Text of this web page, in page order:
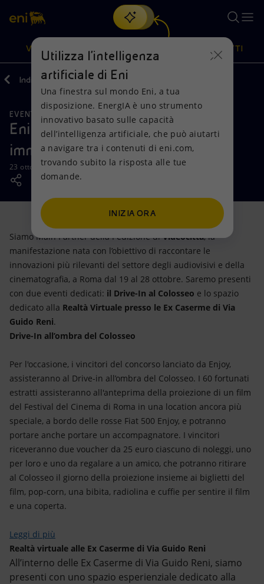
Cerca
scopri EnergIA, la nostra nuova soluzione di intelligenza
artificiale.
VISIONE
Visione
Mission e valori
Persone e Partnership
Net Zero
Modello satellitare
Energia accessibile
Innovazione
Scenari energetici
Azioni
Diversificazione energetica
Tecnologie per la transizione
Collaborazioni per l'innovazione
Attività nel mondo
PRODOTTI
Prodotti
Casa
Imprese
Mobilità
Indietro Media News
EVENTI
Eni Main Partner di Videocittà
immagini in movimento
23 ottobre 2018 - 12:00 CEST
Siamo Main Partner della I edizione diVideocittà, la
manifestazione nata con l’obiettivo di raccontare le
innovazioni più rilevanti del settore degli audiovisivi e della
cinematografia, a Roma dal 19 al 28 ottobre. Saremo presenti
con due eventi dedicati: il Drive-In al Colosseo e lo spazio
dedicato alla Realtà Virtuale presso le Ex Caserme di Via
Guido Reni.
Drive-In all’ombra del Colosseo
Per l'occasione, i vincitori del concorso lanciato da Enjoy,
assisteranno al Drive-in all’ombra del Colosseo. I 60 fortunati
estratti assisteranno all'anteprima della proiezione di un film
del Festival del Cinema di Roma in una location ancora più
speciale, a bordo delle rosse Fiat 500 Enjoy, e potranno
portare anche portare un accompagnatore. I vincitori
riceveranno due voucher da 25 euro ciascuno di noleggi, uno
per loro e uno da regalare a un amico, che potranno ritirare
al Colosseo il giorno della proiezione insieme ai biglietti del
film, pop-corn, una bibita, radiolina e cuffie per sentire il film
e una coperta.
Leggi di più
Realtà virtuale alle Ex Caserme di Via Guido Reni
All’interno delle Ex Caserme di Via Guido Reni, siamo
presenti con uno spazio esperienziale dedicato alla
Utilizza l'intelligenza
artificiale di Eni
Una finestra sul mondo Eni, a tua
disposizione. EnergIA è uno strumento
innovativo basato sulle capacità
dell’intelligenza artificiale, che può aiutarti
a navigare tra i contenuti di eni.com,
trovando subito la risposta alle tue
domande.
INIZIA ORA